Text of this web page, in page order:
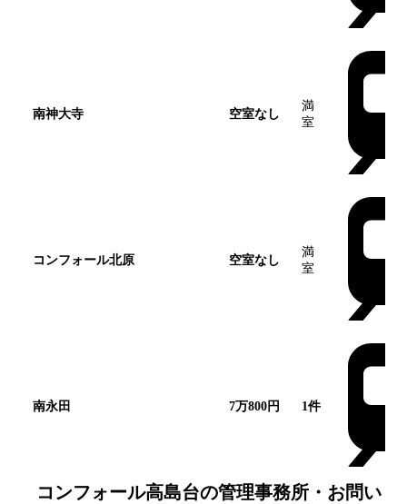
南神大寺 空室なし
満
室
コンフォール北原 空室なし
満
室
南永田 7万800円 1件
コンフォール高島台の管理事務所・お問い